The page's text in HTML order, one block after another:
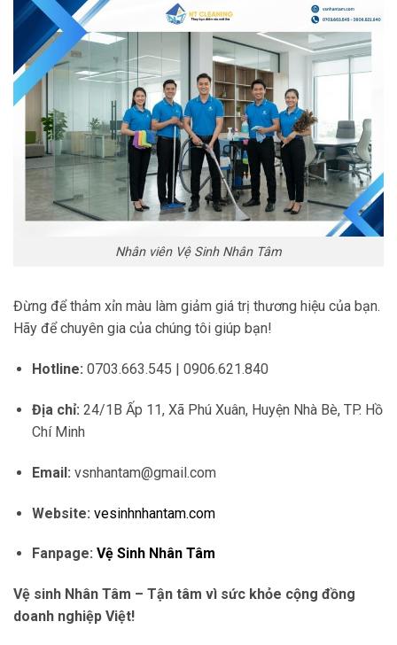
Nhân viên Vệ Sinh Nhân Tâm
Đừng để thảm xỉn màu làm giảm giá trị thương hiệu của bạn.
Hãy để chuyên gia của chúng tôi giúp bạn!
Hotline: 0703.663.545 | 0906.621.840
Địa chỉ: 24/1B Ấp 11, Xã Phú Xuân, Huyện Nhà Bè, TP. Hồ
Chí Minh
Email: vsnhantam@gmail.com
Website: vesinhnhantam.com
Fanpage: Vệ Sinh Nhân Tâm
Vệ sinh Nhân Tâm – Tận tâm vì sức khỏe cộng đồng
doanh nghiệp Việt!